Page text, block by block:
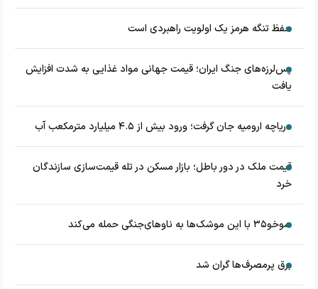
حفظ تنگه هرمز یک اولویت راهبردی است
پس‌لرزه‌های جنگ ایران؛ قیمت جهانی مواد غذایی به شدت افزایش
یافت
دریاچه ارومیه جان گرفت؛ ورود بیش از ۴.۵ میلیارد مترمکعب آب
قیمت ملک در دور باطل؛ بازار مسکن در تله قیمت‌سازی سازندگان
خرد
سوخو۳۵ با این موشک‌ها به ناوهای‌جنگی حمله می‌کند
برق پرمصرف‌ها گران شد